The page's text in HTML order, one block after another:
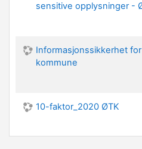
sensitive opplysninger -
Informasjonssikkerhet
kommune
10-faktor_2020 ØTK